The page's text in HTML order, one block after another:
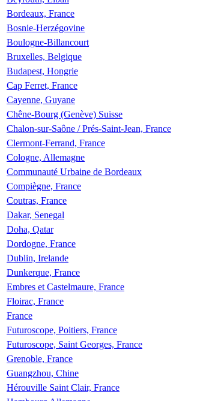
Bordeaux, France
Bosnie-Herzégovine
Boulogne-Billancourt
Bruxelles, Belgique
Budapest, Hongrie
Cap Ferret, France
Cayenne, Guyane
Chêne-Bourg (Genève) Suisse
Chalon-sur-Saône / Prés-Saint-Jean, France
Clermont-Ferrand, France
Cologne, Allemagne
Communauté Urbaine de Bordeaux
Compiègne, France
Coutras, France
Dakar, Senegal
Doha, Qatar
Dordogne, France
Dublin, Irelande
Dunkerque, France
Embres et Castelmaure, France
Floirac, France
France
Futuroscope, Poitiers, France
Futuroscope, Saint Georges, France
Grenoble, France
Guangzhou, Chine
Hérouville Saint Clair, France